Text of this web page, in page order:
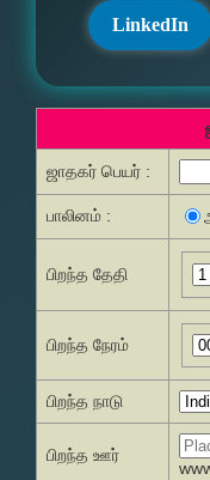
LinkedIn
ஜாதகர் பெயர் :
பாலினம் :
பிறந்த தேதி
பிறந்த நேரம்
பிறந்த நாடு
பிறந்த ஊர்